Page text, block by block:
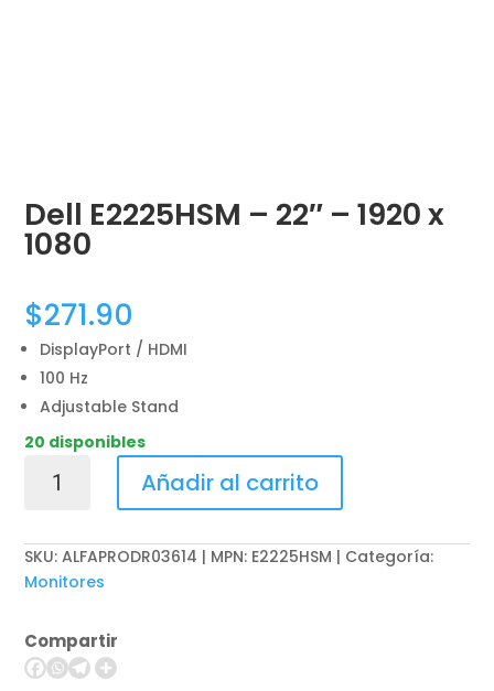
Dell E2225HSM – 22″ – 1920 x
1080
$271.90
DisplayPort / HDMI
100 Hz
Adjustable Stand
20 disponibles
E2225HSM
22"
-
1920
1080
cantidad
Añadir al carrito
SKU:ALFAPRODR03614 | MPN: E2225HSM
Categoría:
Monitores
Compartir